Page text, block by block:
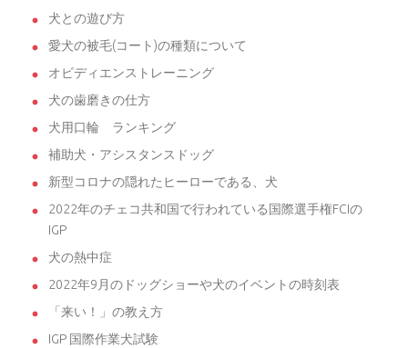
犬との遊び方
愛犬の被毛(コート)の種類について
オビディエンストレーニング
犬の歯磨きの仕方
犬用口輪 ランキング
補助犬・アシスタンスドッグ
新型コロナの隠れたヒーローである、犬
2022年のチェコ共和国で行われている国際選手権FCIの
IGP
犬の熱中症
2022年9月のドッグショーや犬のイベントの時刻表
「来い！」の教え方
IGP 国際作業犬試験